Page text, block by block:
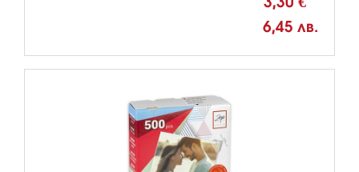
6,45 лв.